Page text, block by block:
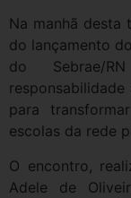
Na manhã
do lançamento
do Sebrae/
para
escolas da rede
O encontro,
Adele de